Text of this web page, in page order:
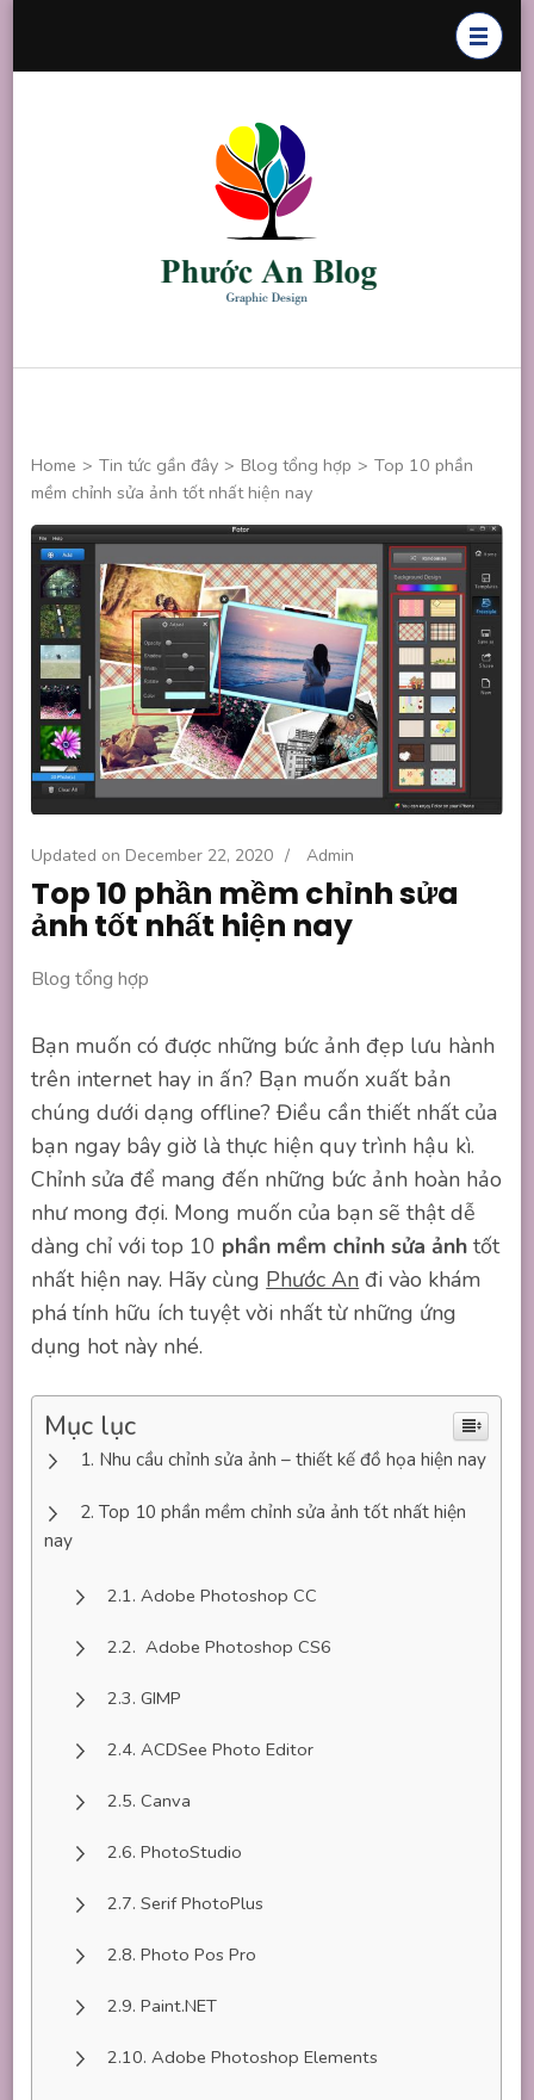
Home > Tin tức gần đây > Blog tổng hợp > Top 10 phần
mềm chỉnh sửa ảnh tốt nhất hiện nay
Updated on December 22, 2020 / Admin
Top 10 phần mềm chỉnh sửa
ảnh tốt nhất hiện nay
Blog tổng hợp
Bạn muốn có được những bức ảnh đẹp lưu hành
trên internet hay in ấn? Bạn muốn xuất bản
chúng dưới dạng offline? Điều cần thiết nhất của
bạn ngay bây giờ là thực hiện quy trình hậu kì.
Chỉnh sửa để mang đến những bức ảnh hoàn hảo
như mong đợi. Mong muốn của bạn sẽ thật dễ
dàng chỉ với top 10 phần mềm chỉnh sửa ảnh tốt
nhất hiện nay. Hãy cùng Phước An đi vào khám
phá tính hữu ích tuyệt vời nhất từ những ứng
dụng hot này nhé.
Mục lục
Nhu cầu chỉnh sửa ảnh – thiết kế đồ họa hiện nay
Top 10 phần mềm chỉnh sửa ảnh tốt nhất hiện
nay
Adobe Photoshop CC
Adobe Photoshop CS6
GIMP
ACDSee Photo Editor
Canva
PhotoStudio
Serif PhotoPlus
Photo Pos Pro
Paint.NET
Adobe Photoshop Elements